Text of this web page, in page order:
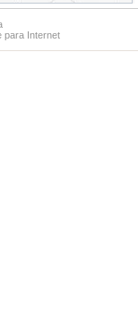
para Internet